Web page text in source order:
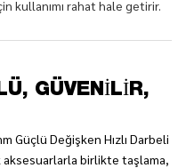
kullanımı rahat hale getirir.
GÜVENILIR,
Güçlü Değişken Hızlı Darbeli
aksesuarlarla birlikte taşlama,